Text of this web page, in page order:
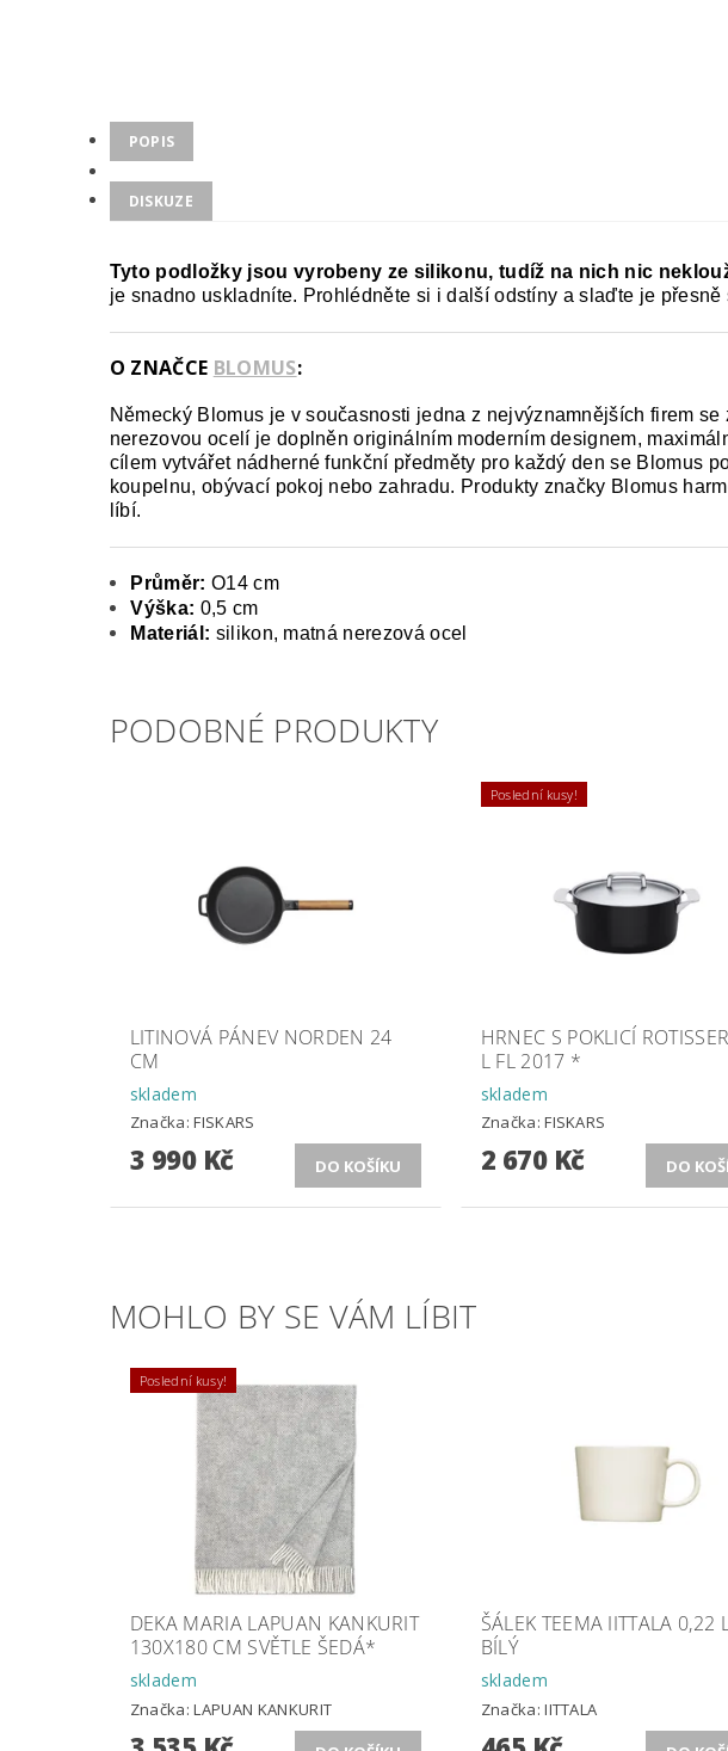
POPIS
DISKUZE
Tyto podložky jsou vyrobeny ze silikonu, tudíž na nich nic
je snadno uskladníte. Prohlédněte si i další odstíny a slaďte je přesně
O ZNAČCE BLOMUS:
Německý Blomus je v současnosti jedna z nejvýznamnějších firem
nerezovou ocelí je doplněn originálním moderním designem,
cílem vytvářet nádherné funkční předměty pro každý den se Blomus
koupelnu, obývací pokoj nebo zahradu. Produkty značky Blomus
líbí.
Průměr: O14 cm
Výška: 0,5 cm
Materiál: silikon, matná nerezová ocel
PODOBNÉ PRODUKTY
LITINOVÁ PÁNEV NORDEN 24
CM
skladem
Značka:FISKARS
3 990 Kč
Poslední kusy!
HRNEC S POKLICÍ
L FL 2017 *
skladem
Značka:FISKARS
2 670 Kč
MOHLO BY SE VÁM LÍBIT
Poslední kusy!
DEKA MARIA LAPUAN KANKURIT
130X180 CM SVĚTLE ŠEDÁ*
skladem
Značka:LAPUAN KANKURIT
ŠÁLEK TEEMA IITTALA 0,22
BÍLÝ
skladem
Značka:IITTALA